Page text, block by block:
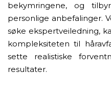
bekymringene, og
personlige anbefalinger.
søke ekspertveiledning,
kompleksiteten til
sette realistiske
resultater.